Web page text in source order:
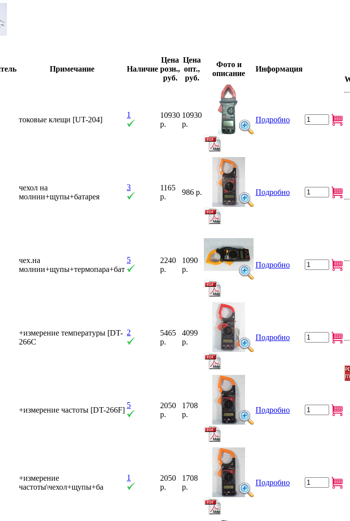
Примечание Наличие
Цена
розн.,
руб.
Цена
опт.,
руб.
Фото и
описание
Информация
токовые клещи [UT-204]
1
10930
р.
10930
р.
Подробно
чехол на
молнии+щупы+батарея
3
1165
р.
986 р. Подробно
чех.на
молнии+щупы+термопара+бат
5
2240
р.
1090
р.
Подробно
+измерение температуры [DT-
266C
2
5465
р.
4099
р.
Подробно
+измерение частоты [DT-266F]
5
2050
р.
1708
р.
Подробно
+измерение
частоты\чехол+щупы+ба
1
2050
р.
1708
р.
Подробно